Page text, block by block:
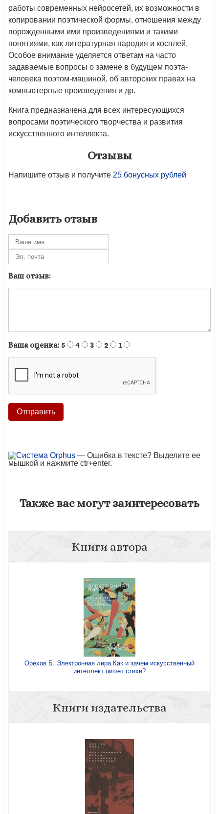
работы современных нейросетей, их возможности в
копировании поэтической формы, отношения между
порожденными ими произведениями и такими
понятиями, как литературная пародия и косплей.
Особое внимание уделяется ответам на часто
задаваемые вопросы о замене в будущем поэта-
человека поэтом-машиной, об авторских правах на
компьютерные произведения и др.
Книга предназначена для всех интересующихся
вопросами поэтического творчества и развития
искусственного интеллекта.
Отзывы
Напишите отзыв и получите 25 бонусных рублей
Добавить отзыв
Ваш отзыв:
Ваша оценка: 5 4 3 2 1
— Ошибка в тексте? Выделите ее
мышкой и нажмите ctr+enter.
Также вас могут заинтересовать
Книги автора
Орехов Б. Электронная лира.Как и зачем искусственный
интеллект пишет стихи?
Книги издательства